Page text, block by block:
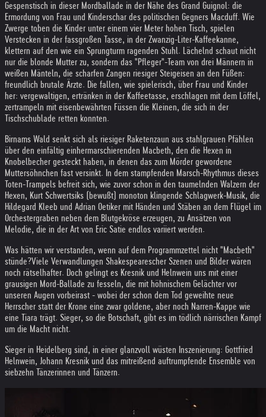
Gespenstisch in dieser Mordballade in der Nähe des Grand Guignol: die
Ermordung von Frau und Kinderschar des politischen Gegners Macduff. Wie
Zwerge toben die Kinder unter einem vier Meter hohen Tisch, spielen
Verstecken in der fassgroßen Tasse, in der Zwanzig-Liter-Kaffeekanne,
klettern auf den wie ein Sprungturm ragenden Stuhl. Lächelnd schaut nicht
nur die blonde Mutter zu, sondern das "Pfleger"-Team von drei Männern in
weißen Mänteln, die scharfen Zangen riesiger Steigeisen an den Füßen:
freundlich brutale Ärzte. Die fallen, wie spielerisch, über Frau und Kinder
her: vergewaltigen, ertränken in der Kaffeetasse, erschlagen mit dem Löffel,
zertrampeln mit eisenbewährten Füssen die Kleinen, die sich in der
Tischschublade retten konnten.
Birnams Wald senkt sich als riesiger Raketenzaun aus stahlgrauen Pfählen
über den einfältig einhermarschierenden Macbeth, den die Hexen in
Knobelbecher gesteckt haben, in denen das zum Mörder gewordene
Muttersöhnchen fast versinkt. In dem stampfenden Marsch-Rhythmus dieses
Toten-Trampels befreit sich, wie zuvor schon in den taumelnden Walzern der
Hexen, Kurt Schwertsiks (bewußt) monoton klingende Schlagwerk-Musik, die
Hildegard Kleeb und Adrian Oetiker mit Händen und Stäben an dem Flügel im
Orchestergraben neben dem Blutgekröse erzeugen, zu Ansätzen von
Melodie, die in der Art von Eric Satie endlos variiert werden.
Was hätten wir verstanden, wenn auf dem Programmzettel nicht "Macbeth"
stünde?Viele Verwandlungen Shakespearescher Szenen und Bilder wären
noch rätselhafter. Doch gelingt es Kresnik und Helnwein uns mit einer
grausigen Mord-Ballade zu fesseln, die mit höhnischem Gelächter vor
unseren Augen vorbeirast - wobei der schon dem Tod geweihte neue
Herrscher statt der Krone eine zwar goldene, aber noch Narren-Kappe wie
eine Tiara trägt. Sieger, so die Botschaft, gibt es im tödlich närrischen Kampf
um die Macht nicht.
Sieger in Heidelberg sind, in einer glanzvoll wüsten Inszenierung: Gottfried
Helnwein, Johann Kresnik und das mitreißend auftrumpfende Ensemble von
siebzehn Tänzerinnen und Tänzern.